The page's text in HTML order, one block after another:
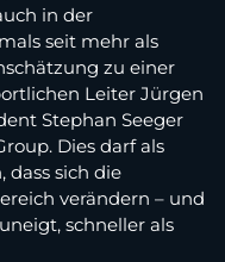
in der
seit mehr als
zu einer
Leiter Jürgen
Stephan Seeger
Dies darf als
sich die
verändern – und
schneller als